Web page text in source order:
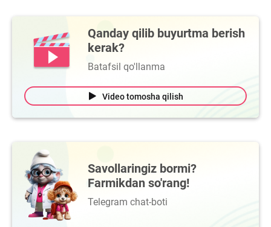
Qanday qilib buyurtma berish
kerak?
Batafsil qo'llanma
Video tomosha qilish
Savollaringiz bormi?
Farmikdan so'rang!
Telegram chat-boti